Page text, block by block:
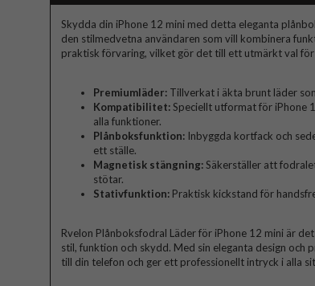
Skydda din iPhone 12 mini med detta eleganta
den stilmedvetna användaren som vill kombinera
praktisk förvaring, vilket gör det till ett utmärkt val
Premiumläder: Tillverkat i äkta brunt läder
Kompatibilitet:Speciellt utformat för iPhone
alla funktioner.
Plånboksfunktion: Inbyggda kortfack och
ett ställe.
Magnetisk stängning:Säkerställer att
stötar.
Stativfunktion: Praktisk kickstand för
Rvelon Plånboksfodral Läder för iPhone 12 mini är
stil, funktion och skydd. Med sin eleganta design
till din telefon och ger ett professionellt intryck i alla